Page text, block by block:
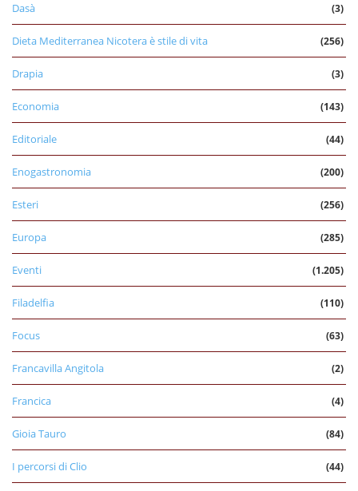
Dasà (3)
Dieta Mediterranea Nicotera è stile di vita (256)
Drapia (3)
Economia (143)
Editoriale (44)
Enogastronomia (200)
Esteri (256)
Europa (285)
Eventi (1.205)
Filadelfia (110)
Focus (63)
Francavilla Angitola (2)
Francica (4)
Gioia Tauro (84)
I percorsi di Clio (44)